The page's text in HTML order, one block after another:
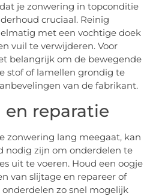
je zonwering in topconditie
cruciaal. Reinig
met een vochtige doek
vuil te verwijderen. Voor
belangrijk om de bewegende
stof of lamellen grondig te
van de fabrikant.
en reparatie
zonwering lang meegaat, kan
nodig zijn om onderdelen te
uit te voeren. Houd een oogje
van slijtage en repareer of
zo snel mogelijk